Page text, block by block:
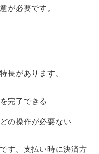
が必要です。
長があります。
完了できる
の操作が必要ない
す。支払い時に決済方